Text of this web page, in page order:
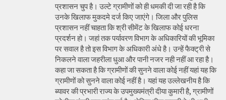
प्रशासन चुप है। उल्टे ग्रामीणों को ही धमकी दी जा रही है कि
उनके खिलाफ मुकदमे दर्ज किए जाएंगे। जिला और पुलिस
प्रशासन नहीं चाहता कि श्री सीमेंट के खिलाफ कोई धरना
प्रदर्शन हो। जहां तक पर्यावरण विभाग के अधिकारियों की भूमिका
पर सवाल है तो इस विभाग के अधिकारी अंधे है। उन्हें फैक्ट्री से
निकलने वाला जहरीला धुआ और पानी नजर नही नहीं आ रहा है।
कहा जा सकता है कि ग्रामीणों की सुनने वाला कोई नहीं यहां यह कि
ग्रामीणों को सुनने वाला कोई नहीं है। यहां यह उल्लेखनीय है कि
ब्यावर की प्रभारी राज्य के उपमुख्यमंत्री दीया कुमारी है, ग्रामीणों